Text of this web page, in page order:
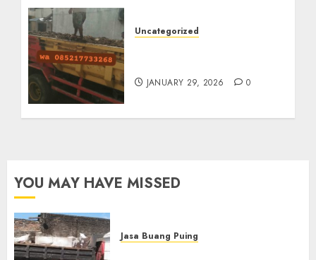
Uncategorized
JANUARY 29, 2026 0
YOU MAY HAVE MISSED
Jasa Buang Puing